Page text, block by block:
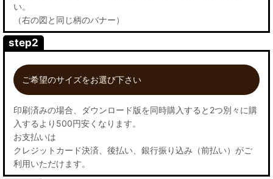
い。
（右の図と同じ柄のバナー）
step2
ご希望のサイズをお選び下さい
印刷済みの場合、ダウンロード版を同時購入すると2つ別々に購
入するより500円安くなります。
お支払いは
クレジットカード決済、後払い、銀行振り込み（前払い）がご
利用いただけます。